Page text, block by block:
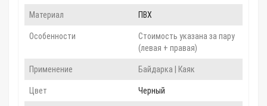
Материал ПВХ
Особенности
Стоимость указана за пару
(левая + правая)
Применение Байдарка | Каяк
Цвет Черный